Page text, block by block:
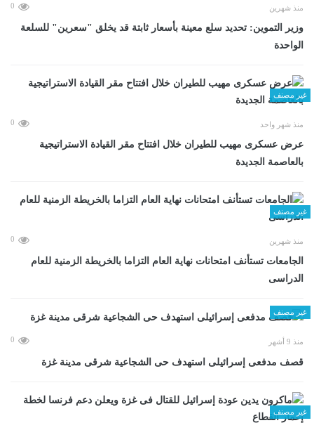
منذ شهرين 0
وزير التموين: تحديد سلع معينة بأسعار ثابتة قد يخلق "سعرين" للسلعة
الواحدة
غير مصنف
منذ شهر واحد 0
عرض عسكرى مهيب للطيران خلال افتتاح مقر القيادة الاستراتيجية
بالعاصمة الجديدة
غير مصنف
منذ شهرين 0
الجامعات تستأنف امتحانات نهاية العام التزاما بالخريطة الزمنية للعام
الدراسى
غير مصنف
منذ 9 أشهر 0
قصف مدفعى إسرائيلى استهدف حى الشجاعية شرقى مدينة غزة
غير مصنف